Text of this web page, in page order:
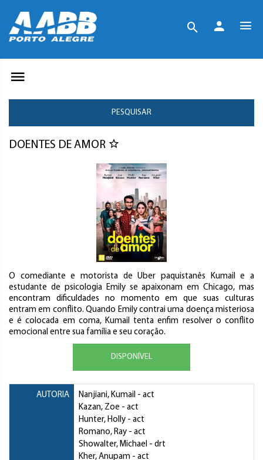
PESQUISAR
DOENTES DE AMOR
O comediante e motorista de Uber paquistanês Kumail e a
estudante de psicologia Emily se apaixonam em Chicago, mas
encontram dificuldades no momento em que suas culturas
entram em conflito. Quando Emily contrai uma doença misteriosa
e é colocada em coma, Kumail tenta enfim resolver o conflito
emocional entre sua família e seu coração.
DISPONÍVEL
AUTORIA Nanjiani, Kumail - act
Kazan, Zoe - act
Hunter, Holly - act
Romano, Ray - act
Showalter, Michael - drt
Kher, Anupam - act